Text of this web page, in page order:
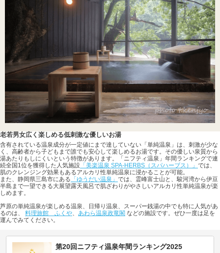
老若男女広く楽しめる低刺激な優しいお湯
含有されている温泉成分が一定値にまで達していない「単純温泉」は、刺激が少な
く、高齢者から子どもまで誰でも安心して楽しめるお湯です。その優しい泉質から
湯あたりもしにくいという特徴があります。「ニフティ温泉」年間ランキングで連
続全国1位を獲得した人気施設 「美楽温泉 SPA-HERBS（スパハーブス）」 では、
肌のクレンジング効果もあるアルカリ性単純温泉に浸かることが可能。
また、静岡県三島市にある 「ゆうだい温泉」 では、霊峰富士山と、駿河湾から伊豆
半島まで一望できる大展望露天風呂で肌ざわりがやさしいアルカリ性単純温泉が楽
しめます。
芦原の単純温泉が楽しめる温泉、日帰り温泉、スーパー銭湯の中でも特に人気があ
るのは、 料理旅館 ふくや、 あわら温泉政竜閣 などの施設です。ぜひ一度は足を
運んでみてください。
第20回ニフティ温泉年間ランキング2025